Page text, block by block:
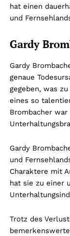
hat einen
und
Gardy
Gardy
genaue
gegeben, was
eines so
Brombacher
Gardy
und
Charaktere mit
hat sie zu einer
Trotz des